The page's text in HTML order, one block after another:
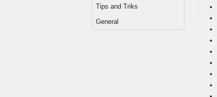
Tips and Triks
General